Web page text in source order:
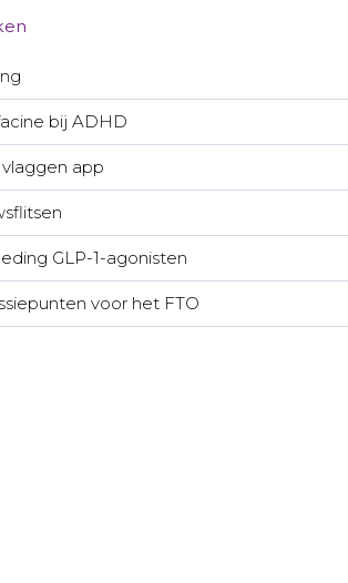
bij ADHD
app
GLP-1-agonisten
voor het FTO